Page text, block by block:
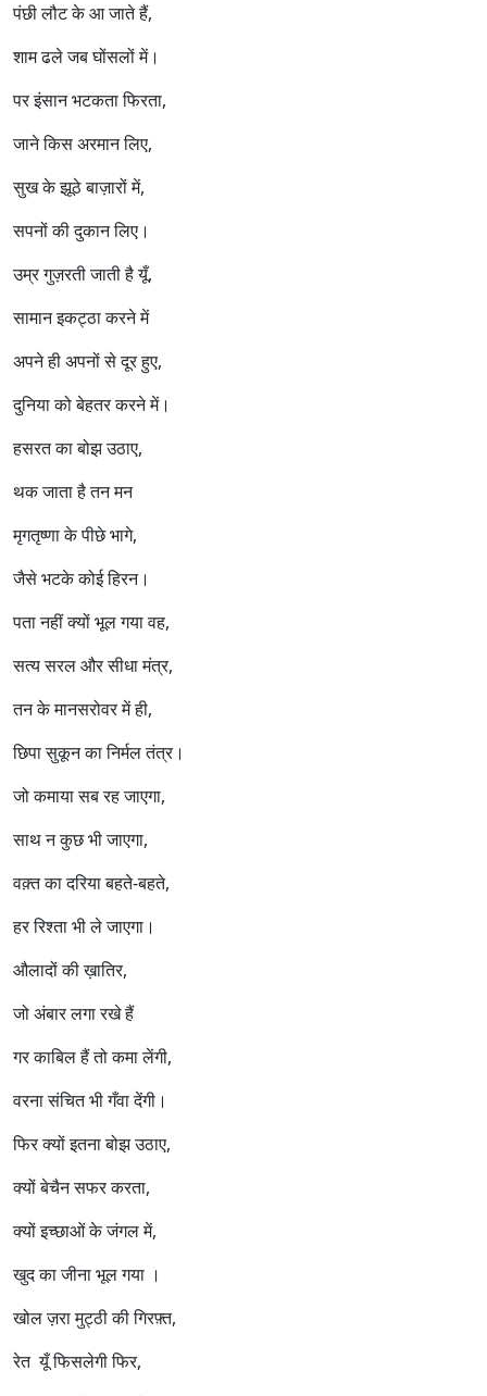
पंछी लौट के आ जाते हैं,
शाम ढले जब घोंसलों में।
पर इंसान भटकता फिरता,
जाने किस अरमान लिए,
सुख के झूठे बाज़ारों में,
सपनों की दुकान लिए।
उम्र गुज़रती जाती है यूँ,
सामान इकट्ठा करने में
अपने ही अपनों से दूर हुए,
दुनिया को बेहतर करने में।
हसरत का बोझ उठाए,
थक जाता है तन मन
मृगतृष्णा के पीछे भागे,
जैसे भटके कोई हिरन।
पता नहीं क्यों भूल गया वह,
सत्य सरल और सीधा मंत्र,
तन के मानसरोवर में ही,
छिपा सुकून का निर्मल तंत्र।
जो कमाया सब रह जाएगा,
साथ न कुछ भी जाएगा,
वक़्त का दरिया बहते-बहते,
हर रिश्ता भी ले जाएगा।
औलादों की ख़ातिर,
जो अंबार लगा रखे हैं
गर काबिल हैं तो कमा लेंगी,
वरना संचित भी गँवा देंगी।
फिर क्यों इतना बोझ उठाए,
क्यों बेचैन सफर करता,
क्यों इच्छाओं के जंगल में,
खुद का जीना भूल गया ।
खोल ज़रा मुट्ठी की गिरफ़्त,
रेत यूँ फिसलेगी फिर,